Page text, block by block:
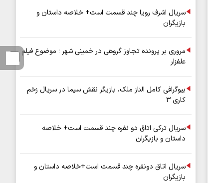
سریال اشرف رویا چند قسمت است+ خلاصه داستان و
بازیگران
مروری بر پرونده تجاوز گروهی در خمینی شهر ؛ موضوع فیلم
علفزار
بیوگرافی کامل الناز ملک، بازیگر نقش سیما در سریال زخم
کاری ۳
سریال ترکی اتاق دو نفره چند قسمت است+ خلاصه
داستان و بازیگران
سریال اتاق دونفره چند قسمت است+خلاصه داستان و
بازیگران